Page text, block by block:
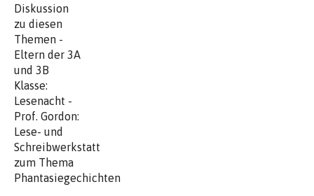
Diskussion
zu diesen
Themen -
Eltern der 3A
und 3B
Klasse:
Lesenacht -
Prof. Gordon:
Lese- und
Schreibwerkstatt
zum Thema
Phantasiegechichten